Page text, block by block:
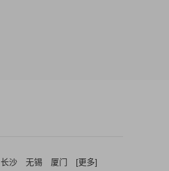
长沙 无锡 厦门 [更多]